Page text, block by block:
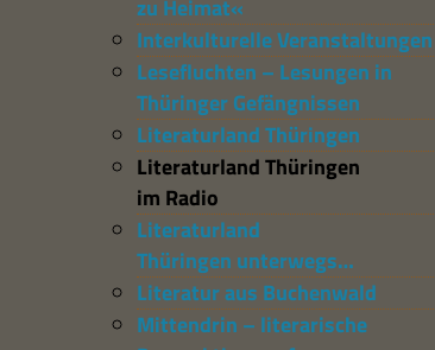
zu Heimat«
Interkulturelle Veranstaltungen
Lesefluchten – Lesungen in
Thüringer Gefängnissen
Literaturland Thüringen
Literaturland Thüringen
im Radio
Literaturland
Thüringen unterwegs…
Literatur aus Buchenwald
Mittendrin – literarische